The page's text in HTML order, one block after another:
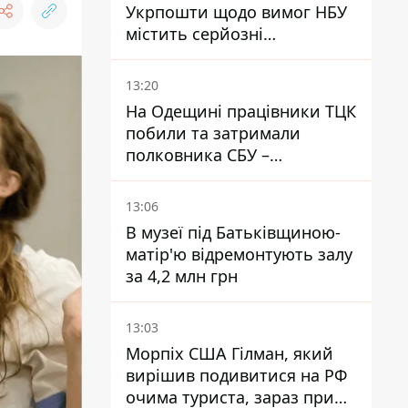
Укрпошти щодо вимог НБУ
містить серйозні
нестиковки – депутатка
Ольга Василевська-Смаглюк
13:20
На Одещині працівники ТЦК
побили та затримали
полковника СБУ –
військовий
13:06
В музеї під Батьківщиною-
матір'ю відремонтують залу
за 4,2 млн грн
13:03
Морпіх США Гілман, який
вирішив подивитися на РФ
очима туриста, зараз при